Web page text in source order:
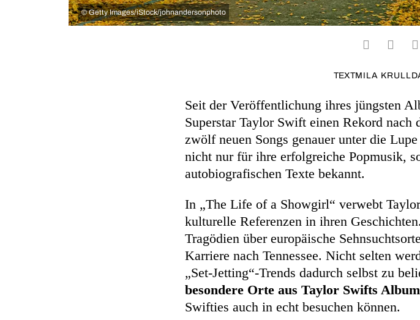
© Getty Images/iStock/johnandersonphoto
TEXTMILA KRULL
Seit der Veröffentlichung ihres jüngsten
Superstar Taylor Swift einen Rekord nach
zwölf neuen Songs genauer unter die
nicht nur für ihre erfolgreiche Popmusik,
autobiografischen Texte bekannt.
In „The Life of a Showgirl“ verwebt
kulturelle Referenzen in ihren
Tragödien über europäische
Karriere nach Tennessee. Nicht selten
„Set-Jetting“-Trends dadurch selbst zu
besondere Orte aus Taylor Swifts
Swifties auch in echt besuchen können.